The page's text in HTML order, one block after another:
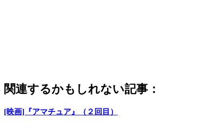
関連するかもしれない記事：
[映画]『アマチュア』（２回目）